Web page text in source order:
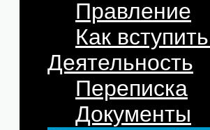
Правление
Как
Деятельность
Переписка
Документы